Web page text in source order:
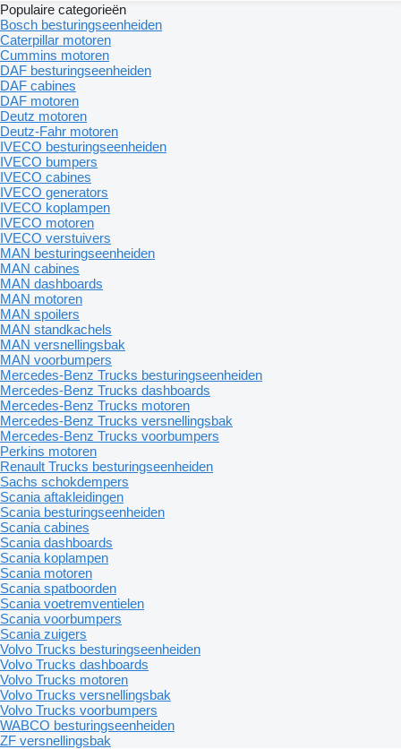
Populaire categorieën
Bosch besturingseenheiden
Caterpillar motoren
Cummins motoren
DAF besturingseenheiden
DAF cabines
DAF motoren
Deutz motoren
Deutz-Fahr motoren
IVECO besturingseenheiden
IVECO bumpers
IVECO cabines
IVECO generators
IVECO koplampen
IVECO motoren
IVECO verstuivers
MAN besturingseenheiden
MAN cabines
MAN dashboards
MAN motoren
MAN spoilers
MAN standkachels
MAN versnellingsbak
MAN voorbumpers
Mercedes-Benz Trucks besturingseenheiden
Mercedes-Benz Trucks dashboards
Mercedes-Benz Trucks motoren
Mercedes-Benz Trucks versnellingsbak
Mercedes-Benz Trucks voorbumpers
Perkins motoren
Renault Trucks besturingseenheiden
Sachs schokdempers
Scania aftakleidingen
Scania besturingseenheiden
Scania cabines
Scania dashboards
Scania koplampen
Scania motoren
Scania spatboorden
Scania voetremventielen
Scania voorbumpers
Scania zuigers
Volvo Trucks besturingseenheiden
Volvo Trucks dashboards
Volvo Trucks motoren
Volvo Trucks versnellingsbak
Volvo Trucks voorbumpers
WABCO besturingseenheiden
ZF versnellingsbak